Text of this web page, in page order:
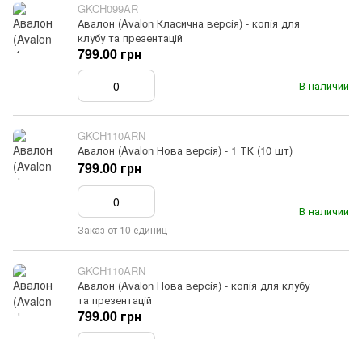
GKCH099AR
Авалон (Avalon Класична версія) - копія для
клубу та презентацій
В наличии
799.00 грн
GKCH110ARN
Авалон (Avalon Нова версія) - 1 ТК (10 шт)
В наличии
799.00 грн
Заказ от 10 единиц
GKCH110ARN
Авалон (Avalon Нова версія) - копія для клубу
та презентацій
799.00 грн